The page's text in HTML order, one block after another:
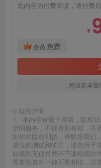
此内容为付费阅读，请付费
¥
会员 免费
您当前未登
© 版权声明
1、本内容转载于网络，版权
空间服务，不拥有所有权，不
到你的版权利益，请联系我们
源仅供测试和学习，请勿用于
如遇到充值付费环节课程或软
需要投资的一律不要相信，访